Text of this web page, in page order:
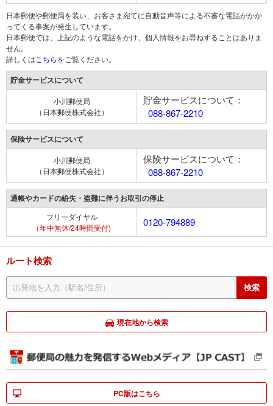
日本郵便や郵便局を装い、お客さま宛てに自動音声等による不審な電話がかか
ってくる事案が発生しています。
日本郵便では、上記のような電話をかけ、個人情報をお尋ねすることはありま
せん。
詳しくは こちらをご覧ください。
貯金サービスについて
小川郵便局
（日本郵便株式会社）
貯金サービスについて：
088-867-2210
保険サービスについて
小川郵便局
（日本郵便株式会社）
保険サービスについて：
088-867-2210
通帳やカードの紛失・盗難に伴うお取引の停止
フリーダイヤル
（年中無休/24時間受付)
0120-794889
ルート検索
現在地から検索
PC版はこちら